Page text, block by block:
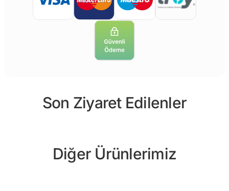
Son Ziyaret Edilenler
Diğer Ürünlerimiz